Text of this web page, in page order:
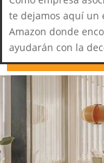
te dejamos aquí un
Amazon donde
ayudarán con la